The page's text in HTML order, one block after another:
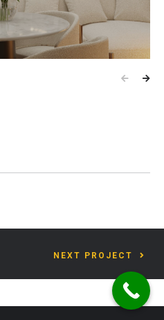
NEXT PROJECT